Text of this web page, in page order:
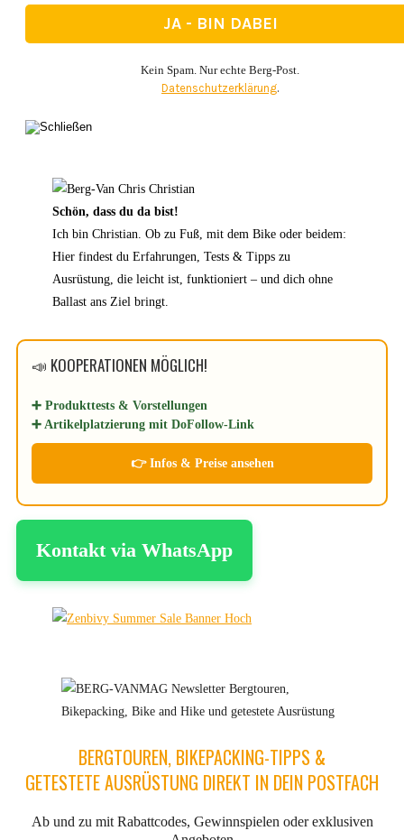
Kein Spam. Nur echte Berg-Post.
Datenschutzerklärung.
Schön, dass du da bist!
Ich bin Christian. Ob zu Fuß, mit dem Bike oder beidem:
Hier findest du Erfahrungen, Tests & Tipps zu
Ausrüstung, die leicht ist, funktioniert – und dich ohne
Ballast ans Ziel bringt.
📣 KOOPERATIONEN MÖGLICH!
➕ Produkttests & Vorstellungen
➕ Artikelplatzierung mit DoFollow-Link
👉 Infos & Preise ansehen
Kontakt via WhatsApp
BERGTOUREN, BIKEPACKING-TIPPS &
GETESTETE AUSRÜSTUNG DIREKT IN DEIN POSTFACH
Ab und zu mit Rabattcodes, Gewinnspielen oder exklusiven